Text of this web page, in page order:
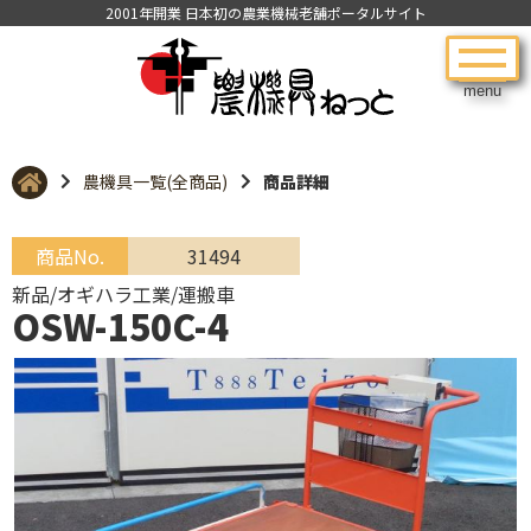
menu
2001年開業 日本初の農業機械老舗ポータルサイト
農機具一覧(全商品) 商品詳細
商品No.
31494
新品/オギハラ工業/運搬車
OSW-150C-4